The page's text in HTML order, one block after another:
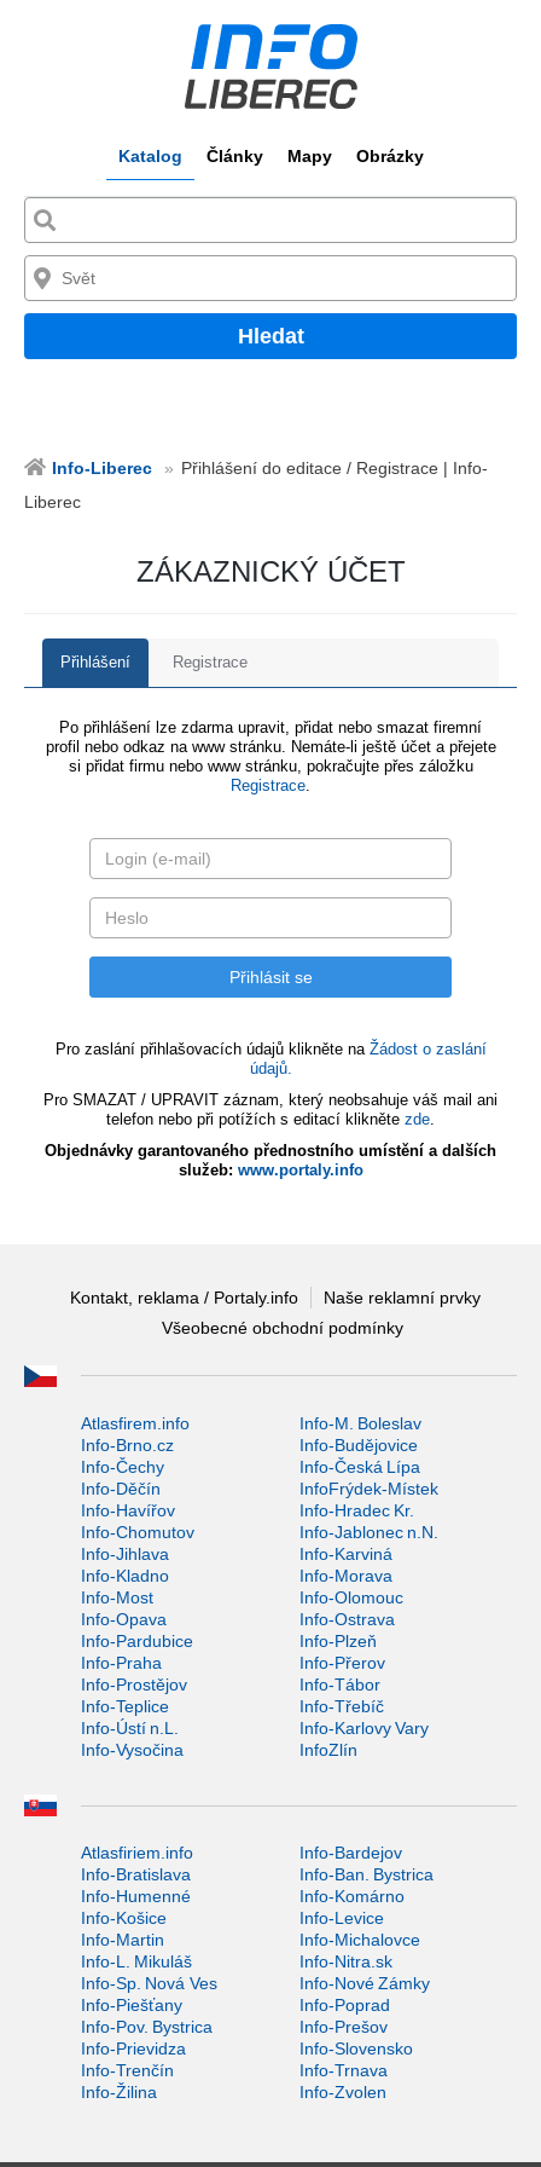
Katalog Články Mapy Obrázky
Hledat
Info-Liberec
Přihlášení do editace / Registrace | Info-
Liberec
ZÁKAZNICKÝ ÚČET
Přihlášení Registrace
Po přihlášení lze zdarma upravit, přidat nebo smazat firemní
profil nebo odkaz na www stránku. Nemáte-li ještě účet a přejete
si přidat firmu nebo www stránku, pokračujte přes záložku
Registrace.
Pro zaslání přihlašovacích údajů klikněte na Žádost o zaslání
údajů.
Pro SMAZAT / UPRAVIT záznam, který neobsahuje váš mail ani
telefon nebo při potížích s editací klikněte zde.
Objednávky garantovaného přednostního umístění a dalších
služeb: www.portaly.info
Kontakt, reklama / Portaly.info
Naše reklamní prvky
Všeobecné obchodní podmínky
Atlasfirem.info
Info-M. Boleslav
Info-Brno.cz
Info-Budějovice
Info-Čechy
Info-Česká Lípa
Info-Děčín
InfoFrýdek-Místek
Info-Havířov
Info-Hradec Kr.
Info-Chomutov
Info-Jablonec n.N.
Info-Jihlava
Info-Karviná
Info-Kladno
Info-Morava
Info-Most
Info-Olomouc
Info-Opava
Info-Ostrava
Info-Pardubice
Info-Plzeň
Info-Praha
Info-Přerov
Info-Prostějov
Info-Tábor
Info-Teplice
Info-Třebíč
Info-Ústí n.L.
Info-Karlovy Vary
Info-Vysočina
InfoZlín
Atlasfiriem.info
Info-Bardejov
Info-Bratislava
Info-Ban. Bystrica
Info-Humenné
Info-Komárno
Info-Košice
Info-Levice
Info-Martin
Info-Michalovce
Info-L. Mikuláš
Info-Nitra.sk
Info-Sp. Nová Ves
Info-Nové Zámky
Info-Piešťany
Info-Poprad
Info-Pov. Bystrica
Info-Prešov
Info-Prievidza
Info-Slovensko
Info-Trenčín
Info-Trnava
Info-Žilina
Info-Zvolen